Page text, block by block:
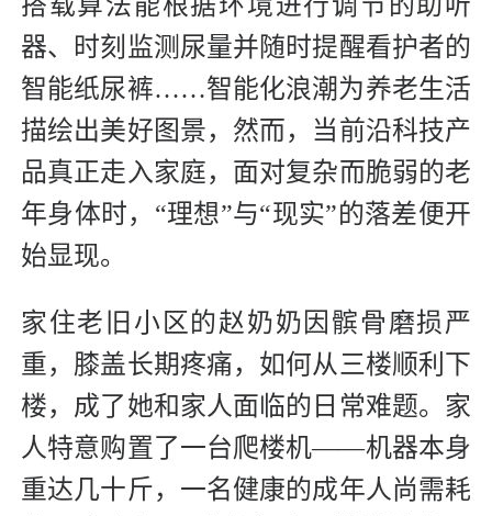
器、时刻监测尿量并随时提醒看护者的
智能纸尿裤……智能化浪潮为养老生活
描绘出美好图景，然而，当前沿科技产
品真正走入家庭，面对复杂而脆弱的老
年身体时，“理想”与“现实”的落差便开
始显现。
家住老旧小区的赵奶奶因髌骨磨损严
重，膝盖长期疼痛，如何从三楼顺利下
楼，成了她和家人面临的日常难题。家
人特意购置了一台爬楼机——机器本身
重达几十斤，一名健康的成年人尚需耗